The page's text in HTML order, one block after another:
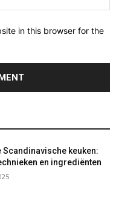
in this browser for the
Scandinavische keuken:
en ingrediënten